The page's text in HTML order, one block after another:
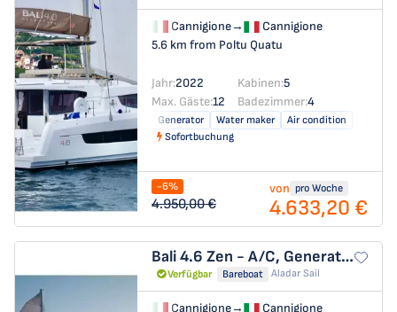
Cannigione→
Cannigione
5.6 km from Poltu Quatu
Jahr:2022 Kabinen:5
Max. Gäste:12 Badezimmer:4
Generator Water maker
Air condition
Sofortbuchung
-6%
4.950,00 €
von pro Woche
4.633,20 €
Bali 4.6 Zen - A/C, Generator, Water maker
Verfügbar Bareboat Aladar Sail
Cannigione→
Cannigione